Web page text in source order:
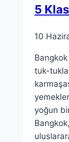
5
10
tuk-
yoğun